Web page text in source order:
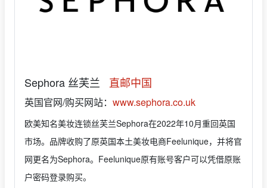
Sephora 丝芙兰 直邮中国
英国官网/购买网站： www.sephora.co.uk
欧美知名美妆连锁丝芙兰Sephora在2022年10月重回英国
市场。品牌收购了原英国本土美妆电商Feelunique，并将官
网更名为Sephora。Feelunique原有账号客户可以凭借原账
户密码登录购买。